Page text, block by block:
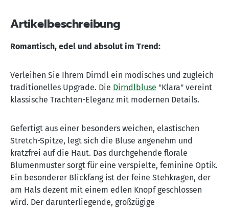
Artikelbeschreibung
Romantisch, edel und absolut im Trend:
Verleihen Sie Ihrem Dirndl ein modisches und zugleich
traditionelles Upgrade. Die Dirndlbluse "Klara" vereint
klassische Trachten-Eleganz mit modernen Details.
Gefertigt aus einer besonders weichen, elastischen
Stretch-Spitze, legt sich die Bluse angenehm und
kratzfrei auf die Haut. Das durchgehende florale
Blumenmuster sorgt für eine verspielte, feminine Optik.
Ein besonderer Blickfang ist der feine Stehkragen, der
am Hals dezent mit einem edlen Knopf geschlossen
wird. Der darunterliegende, großzügige